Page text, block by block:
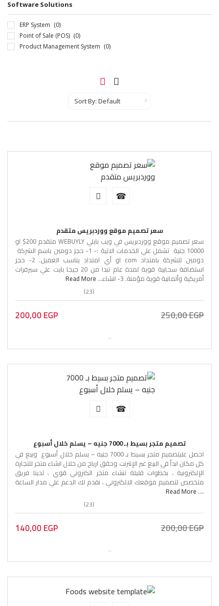
Software Solutions
ERP System (0)
Point of Sale (POS) (0)
Product Management System (0)
Sort By
سعر تصميم موقع ووردبريس متقدم
سعر تصميم موقع ووردبريس في ويب بايلي WEBUYLY متقدم 200$ او
10000 جنية تشمل علي الخدمات الاتية :- 1- حجز دومين باسم الشركة
دومين للشركة بامتداد com او أي امتداد يناسب العميل. 2- حجز
استضافة سحابية قوية لمدة عام تبدا من 20 جيجا بايت علي سيرفرات
أمريكية وألمانية قوية مؤمنة. 3- انشاء... Read More
(23)
200,00EGP 250,00EGP
تصميم متجر بسيط بـ 7000 جنيه – يسلم خلال أسبوع
احصل عليتصميم متجر بسيط بـ 7000 جنيه – يسلم خلال أسبوع وبيع في
كل مكان ابدأ في البيع عبر الإنترنت وحقق ارباح من خلال انشاء متجر للتجارة
الإلكترونية ، بخطوات قليلة تنشاء متجر الكتروني قوي ، لدينا فريق
متخصص لتصميم موقعك الالكتروني ، نقدم لك الدعم علي مدار الساعة
،... Read More
(23)
140,00EGP 200,00EGP